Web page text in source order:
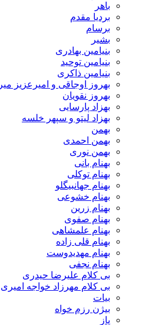
بردیا مقدم
بنیامین بهادری
بنیامین توحید
بنیامین ذاکری
بهروز اوجاقی و امیرعزیز میرزاده
بهروز نقویان
بهزاد پارسایی
بهزاد لیتو و سپهر خلسه
بهمن احمدی
بهمن نوری
بهنام بانی
بهنام توکلی
بهنام جهانبیگلو
بهنام خشوعی
بهنام زرین
بهنام صفوی
بهنام علمشاهی
بهنام قلی زاده
بهنام مهدیدوست
بهنام نجفی
بی کلام علیرضا حیدری
بی کلام مهرزاد خواجه امیری
بیژن رزم خواه